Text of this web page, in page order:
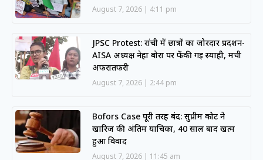
August 7, 2026 4:11 pm
JPSC Protest: रांची में छात्रों का जोरदार प्रदर्शन-
AISA अध्यक्ष नेहा बोरा पर फेंकी गई स्याही, मची
अफरातफरी
August 7, 2026 2:44 pm
Bofors Case पूरी तरह बंद: सुप्रीम कोर्ट ने
खारिज की अंतिम याचिका, 40 साल बाद खत्म
हुआ विवाद
August 7, 2026 11:45 am